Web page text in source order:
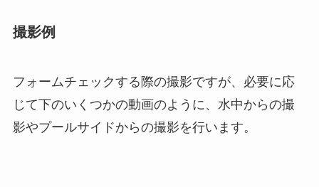
撮影例
フォームチェックする際の撮影ですが、必要に応
じて下のいくつかの動画のように、水中からの撮
影やプールサイドからの撮影を行います。